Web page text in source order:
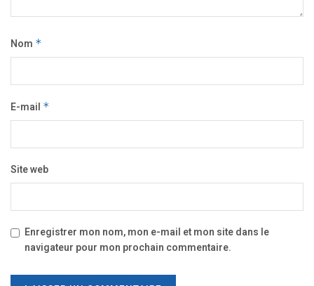
Nom *
E-mail *
Site web
Enregistrer mon nom, mon e-mail et mon site dans le
navigateur pour mon prochain commentaire.